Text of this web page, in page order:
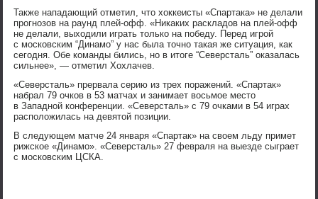
Также нападающий отметил, что хоккеисты «Спартака» не делали
прогнозов на раунд плей-офф. «Никаких раскладов на плей-офф
не делали, выходили играть только на победу. Перед игрой
с московским “Динамо” у нас была точно такая же ситуация, как
сегодня. Обе команды бились, но в итоге “Северсталь” оказалась
сильнее», — отметил Хохлачев.
«Северсталь» прервала серию из трех поражений. «Спартак»
набрал 79 очков в 53 матчах и занимает восьмое место
в Западной конференции. «Северсталь» с 79 очками в 54 играх
расположилась на девятой позиции.
В следующем матче 24 января «Спартак» на своем льду примет
рижское «Динамо». «Северсталь» 27 февраля на выезде сыграет
с московским ЦСКА.